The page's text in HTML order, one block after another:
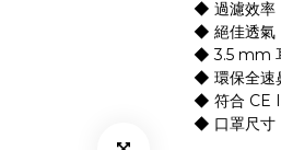
◆ 過濾效率
◆ 絕佳透氣
◆ 3.5 mm
◆ 環保全速
◆ 符合 CE
◆ 口罩尺寸